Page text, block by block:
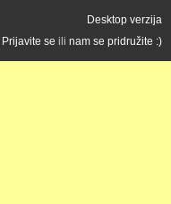
Desktop verzija
Prijavite se ili nam se pridružite :)